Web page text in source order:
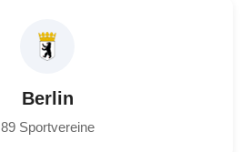
Berlin
89 Sportvereine